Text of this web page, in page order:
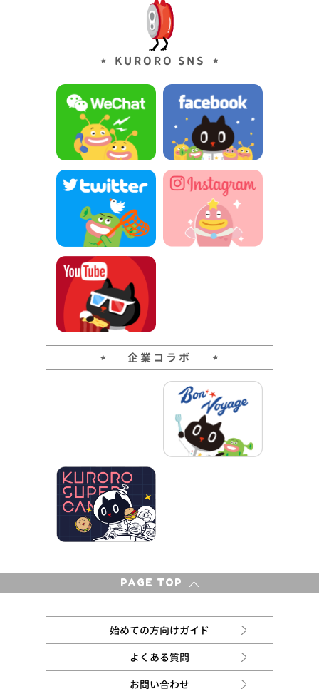
KURORO SNS
企業コラボ
PAGE TOP
始めての方向けガイド
よくある質問
お問い合わせ